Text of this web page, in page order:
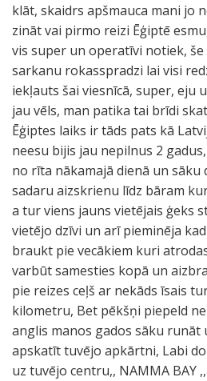
klāt, skaidrs apšmauca mani jo
zināt vai pirmo reizi Ēģiptē
vis super un operatīvi notiek,
sarkanu rokasspradzi lai visi
iekļauts šai viesnīcā, super, eju
jau vēls, man patika tai brīdi
Ēģiptes laiks ir tāds pats kā
neesu bijis jau nepilnus 2
no rīta nākamajā dienā un sāku
sadaru aizskrienu līdz bāram
a tur viens jauns vietējais ģeks
vietējo dzīvi un arī pieminēja
braukt pie vecākiem kuri
varbūt samesties kopā un
pie reizes ceļš ar nekāds īsais
kilometru, Bet pēkšņi piepeld
anglis manos gados sāku runāt
apskatīt tuvējo apkārtni, Labi
uz tuvējo centru,, NAMMA BAY